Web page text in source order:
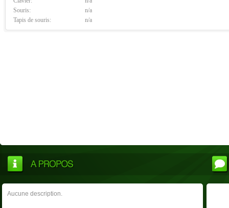
Souris:
n/a
Tapis de souris:
n/a
Aucune description.